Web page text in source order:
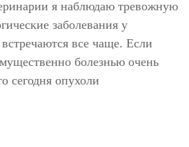
я наблюдаю тревожную
заболевания у
все чаще. Если
болезнью очень
сегодня опухоли